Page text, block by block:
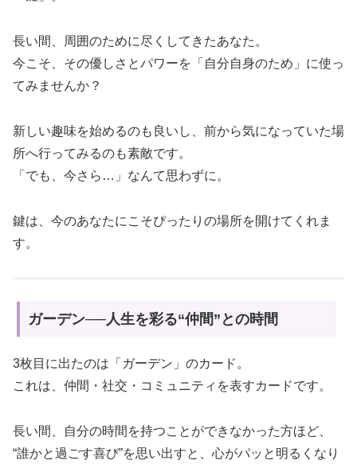
長い間、周囲のために尽くしてきたあなた。
今こそ、その優しさとパワーを「自分自身のため」に使っ
てみませんか？
新しい趣味を始めるのも良いし、前から気になっていた場
所へ行ってみるのも素敵です。
「でも、今さら…」なんて思わずに。
鍵は、今のあなたにこそぴったりの場所を開けてくれま
す。
ガーデン──人生を彩る“仲間”との時間
3枚目に出たのは「ガーデン」のカード。
これは、仲間・社交・コミュニティを表すカードです。
長い間、自分の時間を持つことができなかった方ほど、
“誰かと過ごす喜び”を思い出すと、心がパッと明るくなり